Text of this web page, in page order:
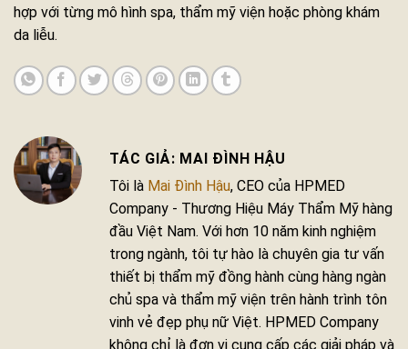
hợp với từng mô hình spa, thẩm mỹ viện hoặc phòng khám
da liễu.
MAI ĐÌNH HẬU
Tôi là Mai Đình Hậu, CEO của HPMED
Company - Thương Hiệu Máy Thẩm Mỹ hàng
đầu Việt Nam. Với hơn 10 năm kinh nghiệm
trong ngành, tôi tự hào là chuyên gia tư vấn
thiết bị thẩm mỹ đồng hành cùng hàng ngàn
chủ spa và thẩm mỹ viện trên hành trình tôn
vinh vẻ đẹp phụ nữ Việt. HPMED Company
không chỉ là đơn vị cung cấp các giải pháp và